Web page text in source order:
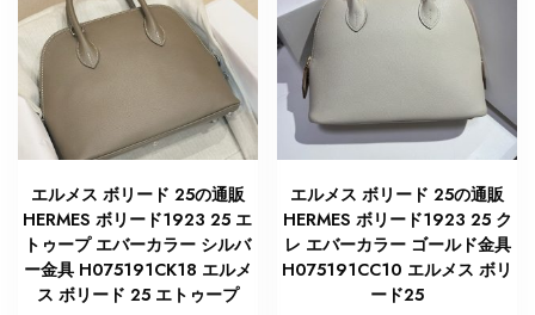
エルメス ボリード 25の通販
HERMES ボリード1923 25 エ
トゥープ エバーカラー シルバ
ー金具 H075191CK18 エルメ
ス ボリード 25 エトゥープ
エルメス ボリード 25の通販
HERMES ボリード1923 25 ク
レ エバーカラー ゴールド金具
H075191CC10 エルメス ボリ
ード25